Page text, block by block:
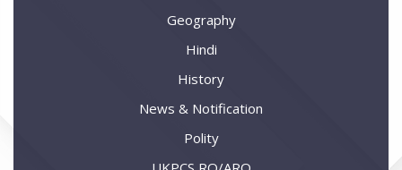
Geography
Hindi
History
News & Notification
Polity